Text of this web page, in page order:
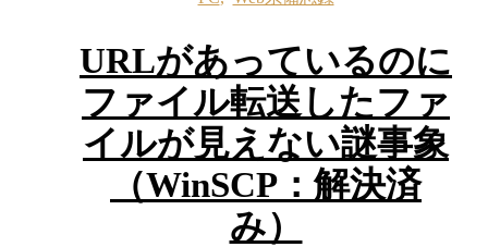
URLがあっているのに
ファイル転送したファ
イルが見えない謎事象
（WinSCP：解決済
み）